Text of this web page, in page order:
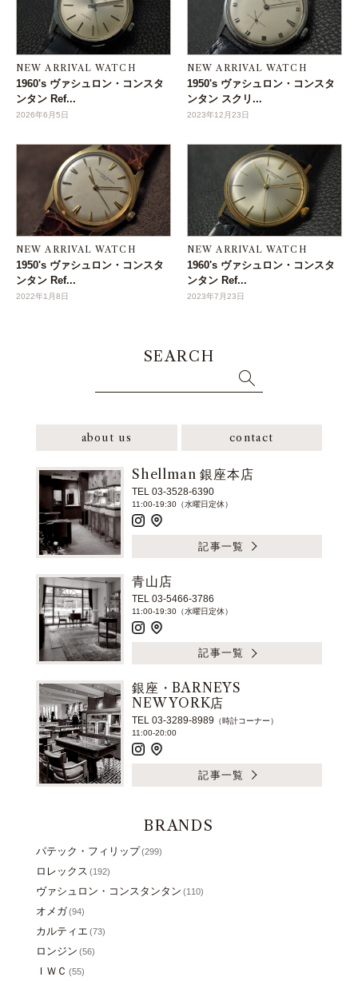
NEW ARRIVAL WATCH
1960's ヴァシュロン・コンスタ
ンタン Ref...
2026年6月5日
NEW ARRIVAL WATCH
1950's ヴァシュロン・コンスタ
ンタン スクリ...
2023年12月23日
NEW ARRIVAL WATCH
1950's ヴァシュロン・コンスタ
ンタン Ref...
2022年1月8日
NEW ARRIVAL WATCH
1960's ヴァシュロン・コンスタ
ンタン Ref...
2023年7月23日
SEARCH
about us contact
Shellman 銀座本店
TEL 03-3528-6390
11:00-19:30（水曜日定休）
記事一覧
青山店
TEL 03-5466-3786
11:00-19:30（水曜日定休）
記事一覧
銀座・BARNEYS
NEW YORK店
TEL 03-3289-8989 （時計コーナー）
11:00-20:00
記事一覧
BRANDS
パテック・フィリップ(299)
ロレックス (192)
ヴァシュロン・コンスタンタン (110)
オメガ(94)
カルティエ (73)
ロンジン (56)
ＩＷＣ (55)